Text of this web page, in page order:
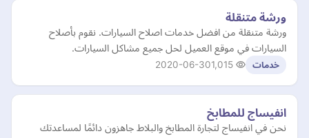
ورشة متنقلة
ورشة متنقلة من افضل خدمات اصلاح السيارات. نقوم بأصلاح
السيارات في موقع العميل لحل جميع مشاكل السيارات.
خدمات 2020-06-30
انفيساج للمطابخ
نحن في انفيساج لتجارة المطابخ والبلاط جاهزون دائمًا لمساعدتك